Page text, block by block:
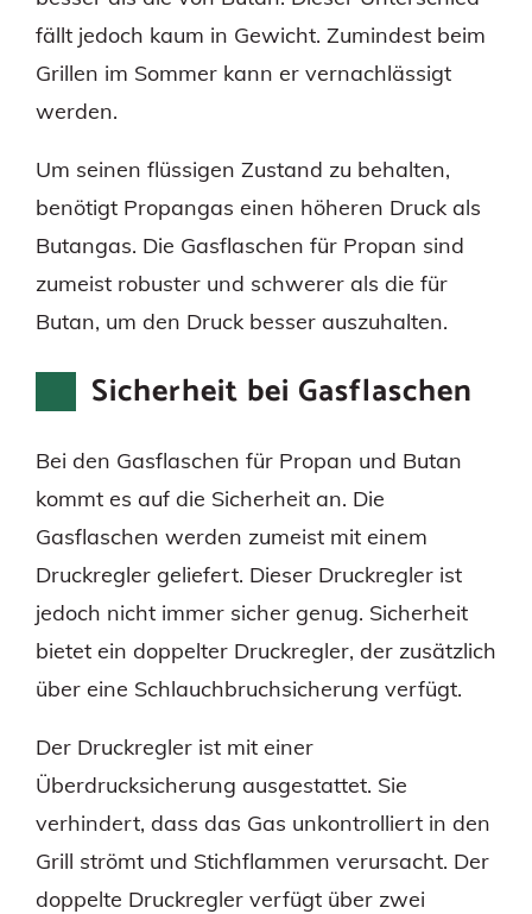
fällt jedoch kaum in Gewicht. Zumindest beim
Grillen im Sommer kann er vernachlässigt
werden.
Um seinen flüssigen Zustand zu behalten,
benötigt Propangas einen höheren Druck als
Butangas. Die Gasflaschen für Propan sind
zumeist robuster und schwerer als die für
Butan, um den Druck besser auszuhalten.
Sicherheit bei Gasflaschen
Bei den Gasflaschen für Propan und Butan
kommt es auf die Sicherheit an. Die
Gasflaschen werden zumeist mit einem
Druckregler geliefert. Dieser Druckregler ist
jedoch nicht immer sicher genug. Sicherheit
bietet ein doppelter Druckregler, der zusätzlich
über eine Schlauchbruchsicherung verfügt.
Der Druckregler ist mit einer
Überdrucksicherung ausgestattet. Sie
verhindert, dass das Gas unkontrolliert in den
Grill strömt und Stichflammen verursacht. Der
doppelte Druckregler verfügt über zwei